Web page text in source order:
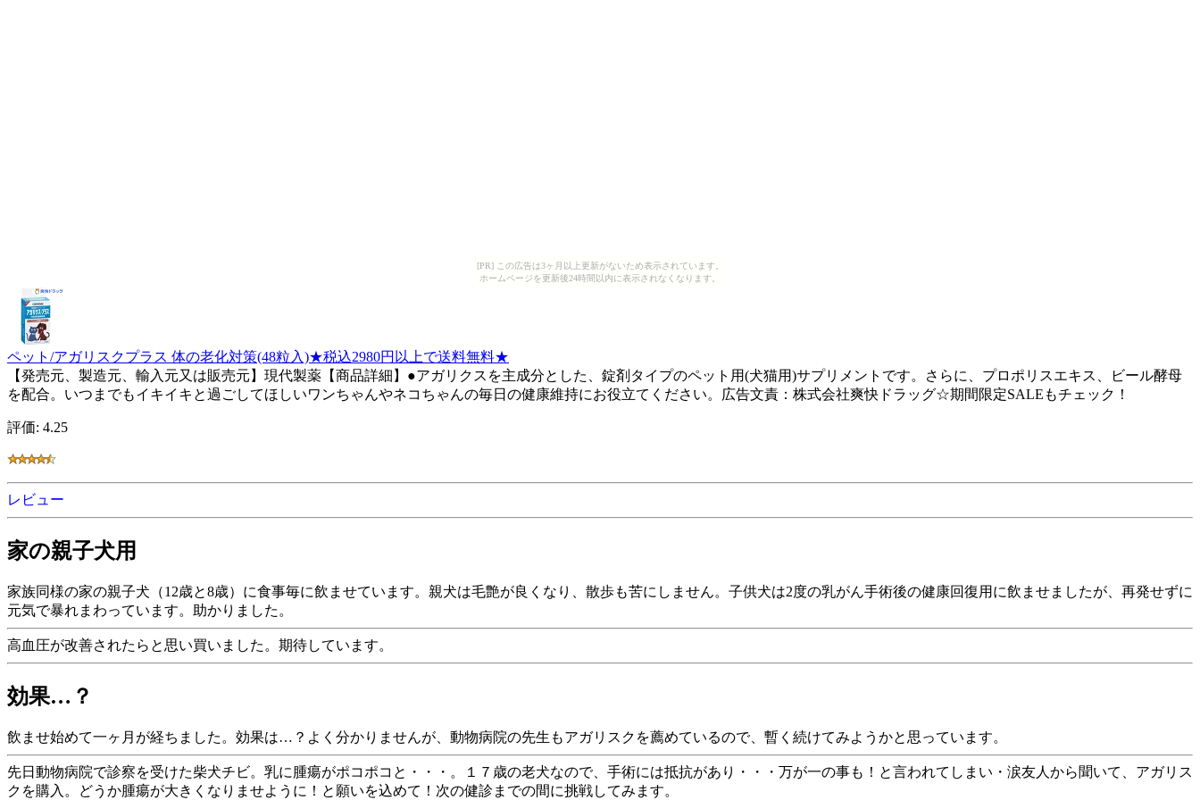
[PR] この広告は3ヶ月以上更新がないため表示されています。
ホームページを更新後24時間以内に表示されなくなります。
ペット/アガリスクプラス 体の老化対策(48粒入)★税込2980円以上で送料無料★
【発売元、製造元、輸入元又は販売元】現代製薬【商品詳細】●アガリクスを主成分とした、錠剤タイプのペット用(犬猫用)サプリメントです。さらに、プロポリスエキス、ビール酵母
を配合。いつまでもイキイキと過ごしてほしいワンちゃんやネコちゃんの毎日の健康維持にお役立てください。広告文責：株式会社爽快ドラッグ☆期間限定SALEもチェック！
評価: 4.25
レビュー
家の親子犬用
家族同様の家の親子犬（12歳と8歳）に食事毎に飲ませています。親犬は毛艶が良くなり、散歩も苦にしません。子供犬は2度の乳がん手術後の健康回復用に飲ませましたが、再発せずに
元気で暴れまわっています。助かりました。
高血圧が改善されたらと思い買いました。期待しています。
効果…？
飲ませ始めて一ヶ月が経ちました。効果は…？よく分かりませんが、動物病院の先生もアガリスクを薦めているので、暫く続けてみようかと思っています。
先日動物病院で診察を受けた柴犬チビ。乳に腫瘍がポコポコと・・・。１７歳の老犬なので、手術には抵抗があり・・・万が一の事も！と言われてしまい・涙友人から聞いて、アガリス
クを購入。どうか腫瘍が大きくなりませように！と願いを込めて！次の健診までの間に挑戦してみます。